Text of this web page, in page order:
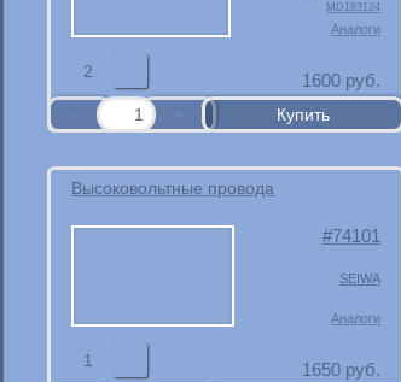
MD183124
Аналоги
2 1600руб.
Высоковольтные провода
74101
SEIWA
Аналоги
1 1650руб.